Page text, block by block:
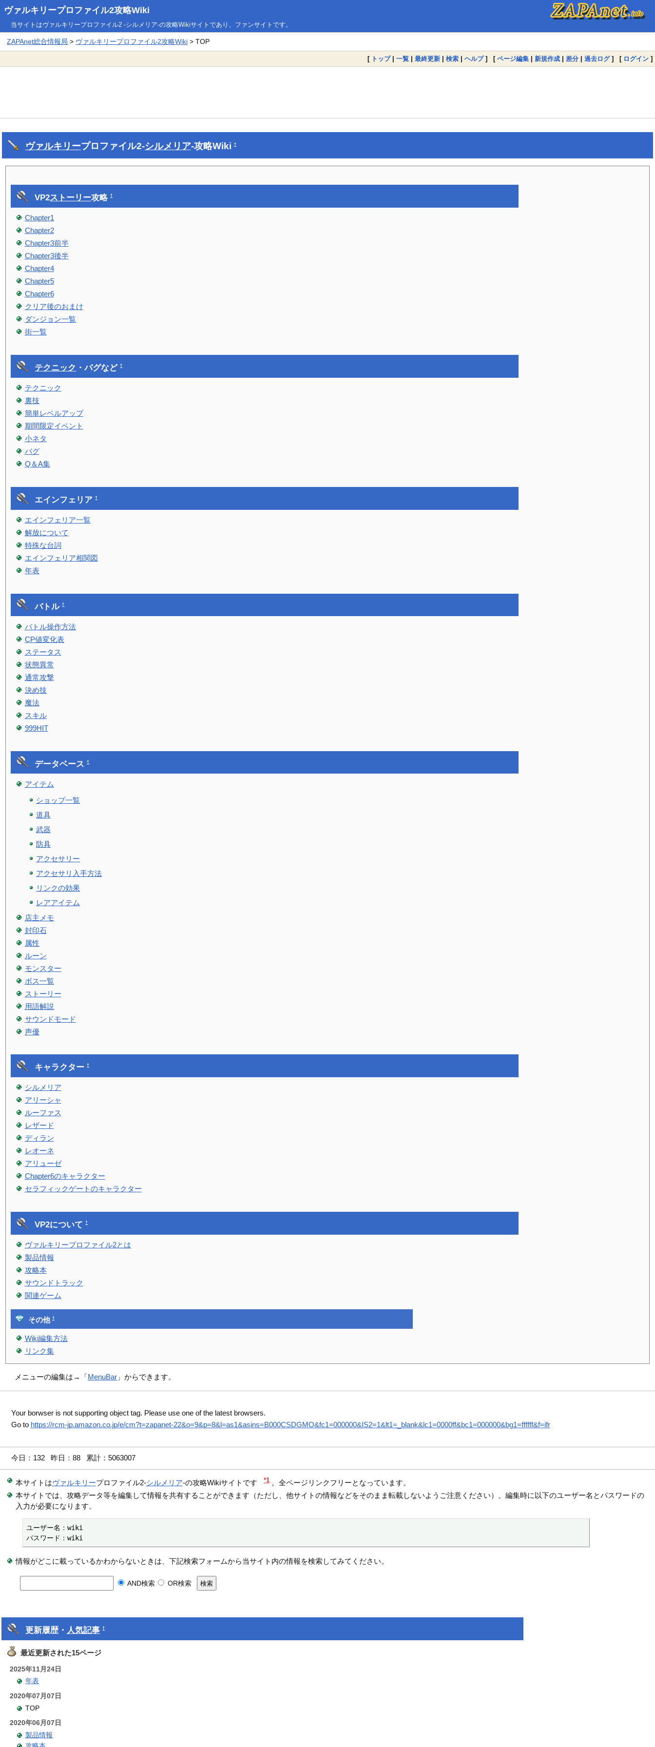
ヴァルキリープロファイル2攻略Wiki
当サイトはヴァルキリープロファイル2 -シルメリア-の攻略Wikiサイトであり、ファンサイトです。
ZAPAnet総合情報局 > ヴァルキリープロファイル2攻略Wiki > TOP
[ トップ| 一覧 | 最終更新 | 検索 | ヘルプ] [ ページ編集 | 新規作成 | 差分 | 過去ログ] [ ログイン ]
ヴァルキリープロファイル2-シルメリア-攻略Wiki†
VP2ストーリー攻略†
Chapter1
Chapter2
Chapter3前半
Chapter3後半
Chapter4
Chapter5
Chapter6
クリア後のおまけ
ダンジョン一覧
街一覧
テクニック ・バグなど†
テクニック
裏技
簡単レベルアップ
期間限定イベント
小ネタ
バグ
Q＆A集
エインフェリア†
エインフェリア一覧
解放について
特殊な台詞
エインフェリア相関図
年表
バトル†
バトル操作方法
CP値変化表
ステータス
状態異常
通常攻撃
決め技
魔法
スキル
999HIT
データベース†
アイテム
ショップ一覧
道具
武器
防具
アクセサリー
アクセサリ入手方法
リンクの効果
レアアイテム
店主メモ
封印石
属性
ルーン
モンスター
ボス一覧
ストーリー
用語解説
サウンドモード
声優
キャラクター†
シルメリア
アリーシャ
ルーファス
レザード
ディラン
レオーネ
アリューゼ
Chapter6のキャラクター
セラフィックゲートのキャラクター
VP2について†
ヴァルキリープロファイル2とは
製品情報
攻略本
サウンドトラック
関連ゲーム
その他 †
Wiki編集方法
リンク集
メニューの編集は→「 MenuBar 」からできます。
Your borwser is not supporting object tag. Please use one of the latest browsers.
Go to https://rcm-jp.amazon.co.jp/e/cm?t=zapanet-22&o=9&p=8&l=as1&asins=B000CSDGMO&fc1=000000&IS2=1&lt1=_blank&lc1=0000ff&bc1=000000&bg1=ffffff&f=ifr
今日：132 昨日：88 累計：5063007
本サイトはヴァルキリープロファイル2-シルメリア-の攻略Wikiサイトです *1 。全ページリンクフリーとなっています。
本サイトでは、攻略データ等を編集して情報を共有することができます（ただし、他サイトの情報などをそのまま転載しないようご注意ください）。編集時に以下のユーザー名とパスワードの
入力が必要になります。
ユーザー名：wiki
パスワード：wiki
情報がどこに載っているかわからないときは、下記検索フォームから当サイト内の情報を検索してみてください。
AND検索 OR検索
更新履歴・ 人気記事 †
最近更新された15ページ
2025年11月24日
年表
2020年07月07日
TOP
2020年06月07日
製品情報